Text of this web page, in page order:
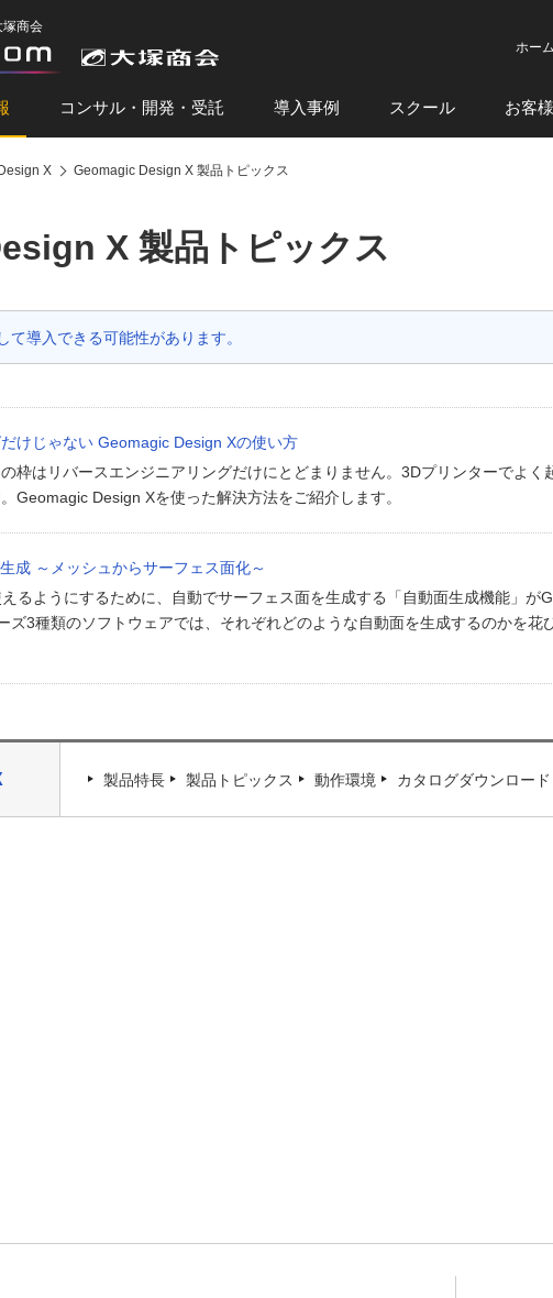
塚商会
ホーム
コンサル・開発・受託 導入事例 スクール お客
X Geomagic Design X 製品トピックス
X 製品トピックス
て導入できる可能性があります。
けじゃない Geomagic Design Xの使い方
枠はリバースエンジニアリングだけにとどまりません。3Dプリンターでよく
Geomagic Design Xを使った解決方法をご紹介します。
成 ～メッシュからサーフェス面化～
るようにするために、自動でサーフェス面を生成する「自動面生成機能」が
ズ3種類のソフトウェアでは、それぞれどのような自動面を生成するのかを花
製品特長 製品トピックス 動作環境 カタログダウンロード